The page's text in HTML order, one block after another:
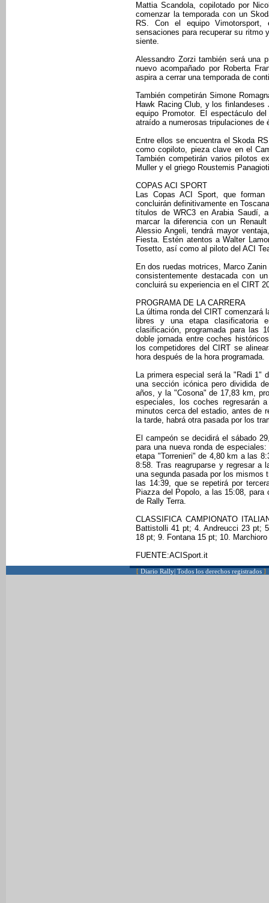
Mattia Scandola, copilotado por
comenzar la temporada con un
RS. Con el equipo
sensaciones para recuperar su ritmo
siente.
Alessandro Zorzi también será una
nuevo acompañado por Roberta
aspira a cerrar una temporada de
También competirán Simone
Hawk Racing Club, y los
equipo Promotor. El espectáculo
atraído a numerosas tripulaciones
Entre ellos se encuentra el Skoda
como copiloto, pieza clave en el
También competirán varios pilotos
Muller y el griego Roustemis
COPAS ACI SPORT
Las Copas ACI Sport, que
concluirán definitivamente en
títulos de WRC3 en Arabia Saudí,
marcar la diferencia con un
Alessio Angeli, tendrá mayor
Fiesta. Estén atentos a Walter
Tosetto, así como al piloto del ACI
En dos ruedas motrices, Marco
consistentemente destacada con
concluirá su experiencia en el CIRT
PROGRAMA DE LA CARRERA
La última ronda del CIRT comenzará
libres y una etapa clasificatoria
clasificación, programada para las
doble jornada entre coches
los competidores del CIRT se
hora después de la hora programada.
La primera especial será la "Radi 1"
una sección icónica pero dividida
años, y la "Cosona" de 17,83 km,
especiales, los coches regresarán
minutos cerca del estadio, antes de
la tarde, habrá otra pasada por los
El campeón se decidirá el sábado
para una nueva ronda de
etapa "Torrenieri" de 4,80 km a las
8:58. Tras reagruparse y regresar a
una segunda pasada por los
las 14:39, que se repetirá por
Piazza del Popolo, a las 15:08, para
de Rally Terra.
CLASSIFICA CAMPIONATO
Battistolli 41 pt; 4. Andreucci 23 pt;
18 pt; 9. Fontana 15 pt; 10.
FUENTE:ACISport.it
[ Diario Rally| Todos los derechos registrados ]